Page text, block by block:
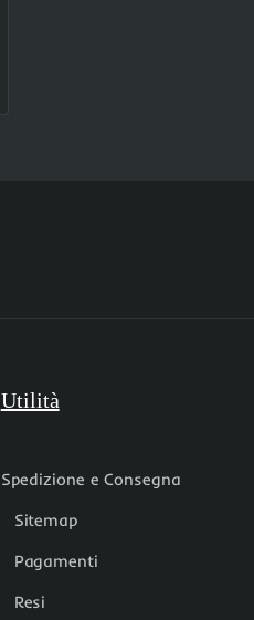
Utilità
Spedizione e Consegna
Sitemap
Pagamenti
Resi